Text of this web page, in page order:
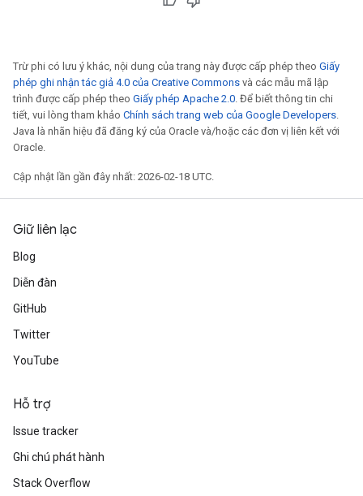
Trừ phi có lưu ý khác, nội dung của trang này được cấp phép theo Giấy
phép ghi nhận tác giả 4.0 của Creative Commons và các mẫu mã lập
trình được cấp phép theo Giấy phép Apache 2.0. Để biết thông tin chi
tiết, vui lòng tham khảo Chính sách trang web của Google Developers.
Java là nhãn hiệu đã đăng ký của Oracle và/hoặc các đơn vị liên kết với
Oracle.
Cập nhật lần gần đây nhất: 2026-02-18 UTC.
Giữ liên lạc
Blog
Diễn đàn
GitHub
Twitter
YouTube
Hỗ trợ
Issue tracker
Ghi chú phát hành
Stack Overflow